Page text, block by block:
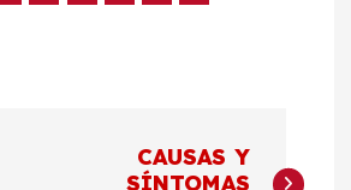
CAUSAS Y
SÍNTOMAS